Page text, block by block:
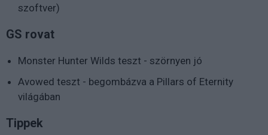
szoftver)
GS rovat
Monster Hunter Wilds teszt - szörnyen jó
Avowed teszt - begombázva a Pillars of Eternity
világában
Tippek